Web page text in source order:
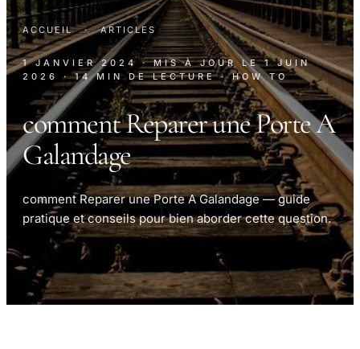
ACCUEIL · ARTICLES
1 JANVIER 2024 · MIS À JOUR LE1 JUIN
2026
· 14 MIN DE LECTURE · HOW TO
comment Reparer une Porte A
Galandage
comment Reparer une Porte A Galandage — guide
pratique et conseils pour bien aborder cette question.